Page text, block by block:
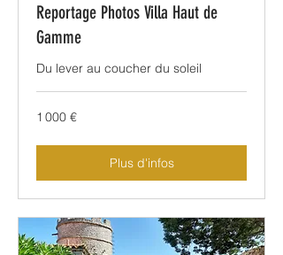
Reportage Photos Villa Haut de
Gamme
Du lever au coucher du soleil
1 000
euros
1 000 €
Plus d'infos